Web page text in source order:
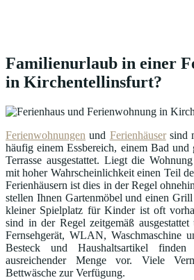
Familienurlaub in einer
in Kirchentellinsfurt?
Ferienwohnungen und Ferienhäusersind
häufig einem Essbereich, einem Bad
Terrasse ausgestattet. Liegt die
mit hoher Wahrscheinlichkeit einen Teil
Ferienhäusern ist dies in der Regel
stellen Ihnen Gartenmöbel und einen
kleiner Spielplatz für Kinder ist oft
sind in der Regel zeitgemäß
Fernsehgerät, WLAN, Waschmaschine
Besteck und Haushaltsartikel
ausreichender Menge vor. Viele
Bettwäsche zur Verfügung.